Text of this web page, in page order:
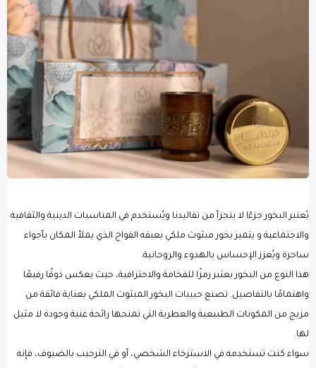
يُعتبر البخور جزءًا لا يتجزأ من تقاليدنا ويُستخدم في المناسبات الدينية والثقافية
والاجتماعية و يتميز بخور مبثوث ملكي بعبقه الفواح الذي يملأ المكان بأجواء
ساحرة ويُعزز الإحساس بالهدوء والروحانية.
هذا النوع من البخور يعتبر رمزًا للفخامة والاحترافية، حيث يعكس ذوقًا رفيعًا
واهتمامًا بالتفاصيل. تصنع حبيبات البخور المبثوث الملكي بعناية فائقة من
مزيج من المكونات الطبيعية والعطرية التي تمنحها رائحة غنية وجودة لا مثيل
لها.
سواء كنت تستخدمه في الاسترخاء الشخصي، أو في الترحيب بالضيوف، فإنه